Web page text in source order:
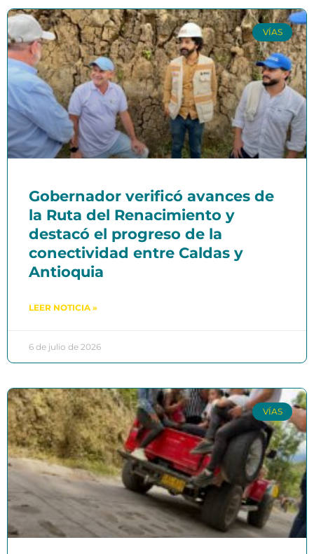
VÍAS
Gobernador verificó avances de
la Ruta del Renacimiento y
destacó el progreso de la
conectividad entre Caldas y
Antioquia
LEER NOTICIA »
6 de julio de 2026
VÍAS